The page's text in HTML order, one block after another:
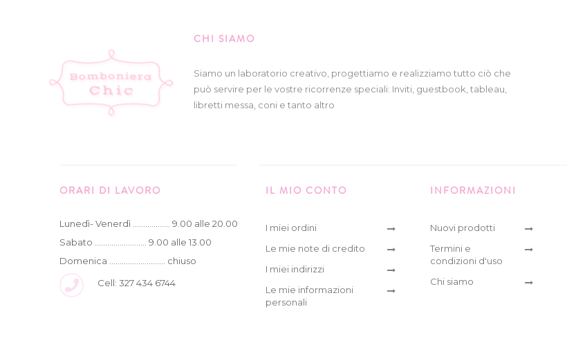
CHI SIAMO
Siamo un laboratorio creativo, progettiamo e realizziamo tutto ciò che
può servire per le vostre ricorrenze speciali: Inviti, guestbook, tableau,
libretti messa, coni e tanto altro
ORARI DI LAVORO
Lunedì- Venerdì .................. 9.00 alle 20.00
Sabato ......................... 9.00 alle 13.00
Domenica ........................... chiuso
Cell: 327 434 6744
IL MIO CONTO
I miei ordini
Le mie note di credito
I miei indirizzi
Le mie informazioni
personali
INFORMAZIONI
Nuovi prodotti
Termini e
condizioni d'uso
Chi siamo